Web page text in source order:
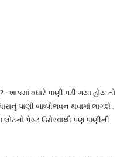
શાકમાં વધારે પાણી પડી ગયા હોય તો
પાણી બાષ્પીભવન થવામાં લાગશે .
પેસ્ટ ઉમેરવાથી પણ પાણીની